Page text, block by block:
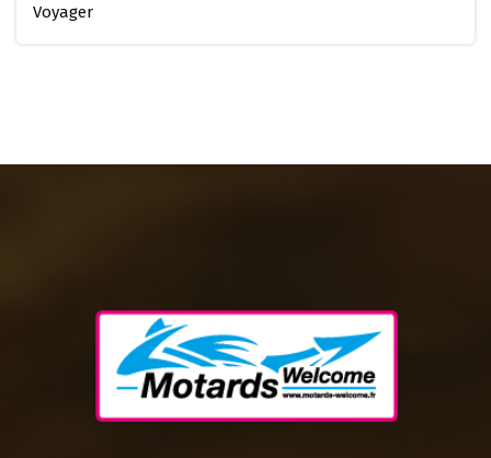
Voyager